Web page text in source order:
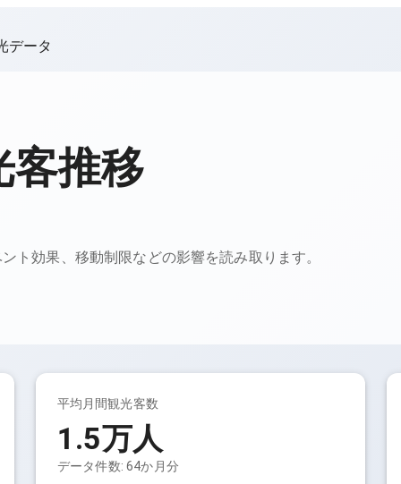
データ
客推移
ト効果、移動制限などの影響を読み取ります。
平均月間観光客数
1.5万人
データ件数:64か月分